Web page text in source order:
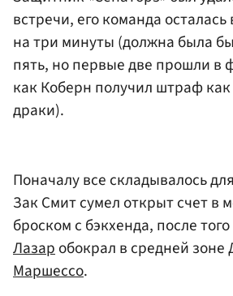
встречи, его команда
на три минуты (должна была
пять, но первые две прошли в
как Коберн получил штраф
драки).
Поначалу все складывалось
Зак Смит сумел открыт счет в
броском с бэкхенда, после
Лазар обокрал в средней зоне
Маршессо.